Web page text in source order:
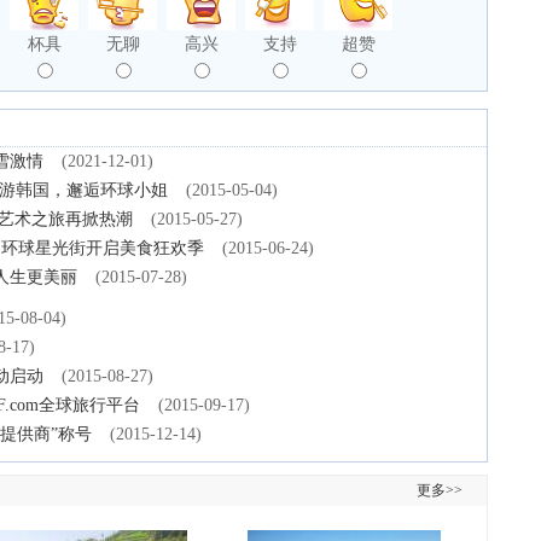
杯具 无聊 高兴 支持 超赞
激情
(2021-12-01)
韩国，邂逅环球小姐
(2015-05-04)
术之旅再掀热潮
(2015-05-27)
球星光街开启美食狂欢季
(2015-06-24)
生更美丽
(2015-07-28)
08-04)
17)
启动
(2015-08-27)
全球旅行平台
(2015-09-17)
供商”称号
(2015-12-14)
更多>>